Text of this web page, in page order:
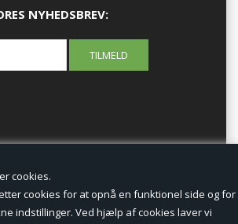
anvender cookies.
cookies for at opnå en funktionel side og for
indstillinger. Ved hjælp af cookies laver vi
NYHEDSBREV: